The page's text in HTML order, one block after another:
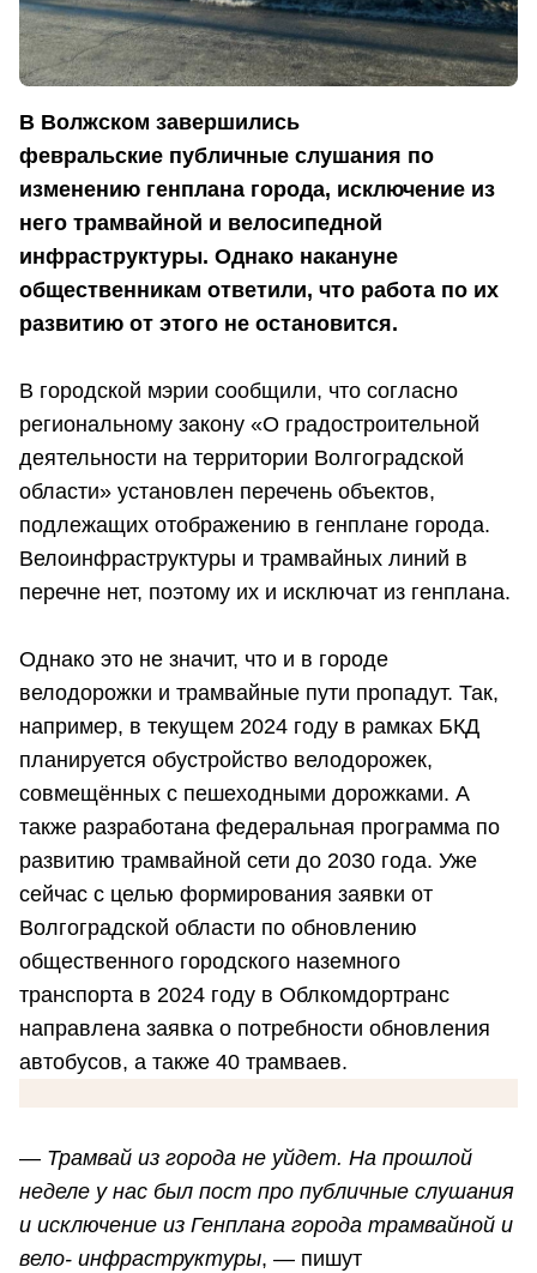
В Волжском завершились
февральские публичные слушания по
изменению генплана города, исключение из
него трамвайной и велосипедной
инфраструктуры. Однако накануне
общественникам ответили, что работа по их
развитию от этого не остановится.
В городской мэрии сообщили, что согласно
региональному закону «О градостроительной
деятельности на территории Волгоградской
области» установлен перечень объектов,
подлежащих отображению в генплане города.
Велоинфраструктуры и трамвайных линий в
перечне нет, поэтому их и исключат из генплана.
Однако это не значит, что и в городе
велодорожки и трамвайные пути пропадут. Так,
например, в текущем 2024 году в рамках БКД
планируется обустройство велодорожек,
совмещённых с пешеходными дорожками. А
также разработана федеральная программа по
развитию трамвайной сети до 2030 года. Уже
сейчас с целью формирования заявки от
Волгоградской области по обновлению
общественного городского наземного
транспорта в 2024 году в Облкомдортранс
направлена заявка о потребности обновления
автобусов, а также 40 трамваев.
— Трамвай из города не уйдет. На прошлой
неделе у нас был пост про публичные слушания
и исключение из Генплана города трамвайной и
вело- инфраструктуры, — пишут